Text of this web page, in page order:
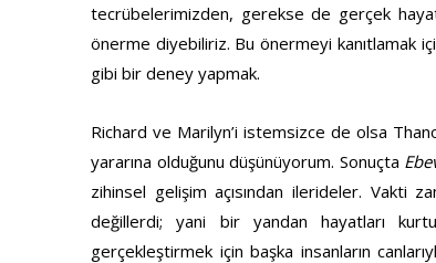
tecrübelerimizden, gerekse de gerçek
önerme diyebiliriz. Bu önermeyi kanıtlamak
gibi bir deney yapmak.
Richard ve Marilyn’i istemsizce de olsa
yararına olduğunu düşünüyorum. Sonuçta
zihinsel gelişim açısından ilerideler. Vakti
değillerdi; yani bir yandan hayatları
gerçekleştirmek için başka insanların